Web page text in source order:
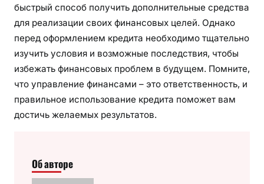
быстрый способ получить дополнительные средства
для реализации своих финансовых целей. Однако
перед оформлением кредита необходимо тщательно
изучить условия и возможные последствия, чтобы
избежать финансовых проблем в будущем. Помните,
что управление финансами – это ответственность, и
правильное использование кредита поможет вам
достичь желаемых результатов.
Об авторе